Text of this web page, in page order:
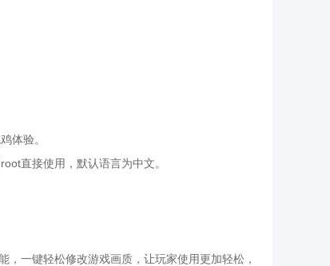
体验。
直接使用，默认语言为中文。
一键轻松修改游戏画质，让玩家使用更加轻松，